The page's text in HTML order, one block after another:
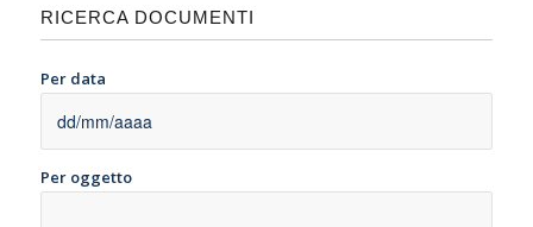
RICERCA DOCUMENTI
Per data
Per oggetto